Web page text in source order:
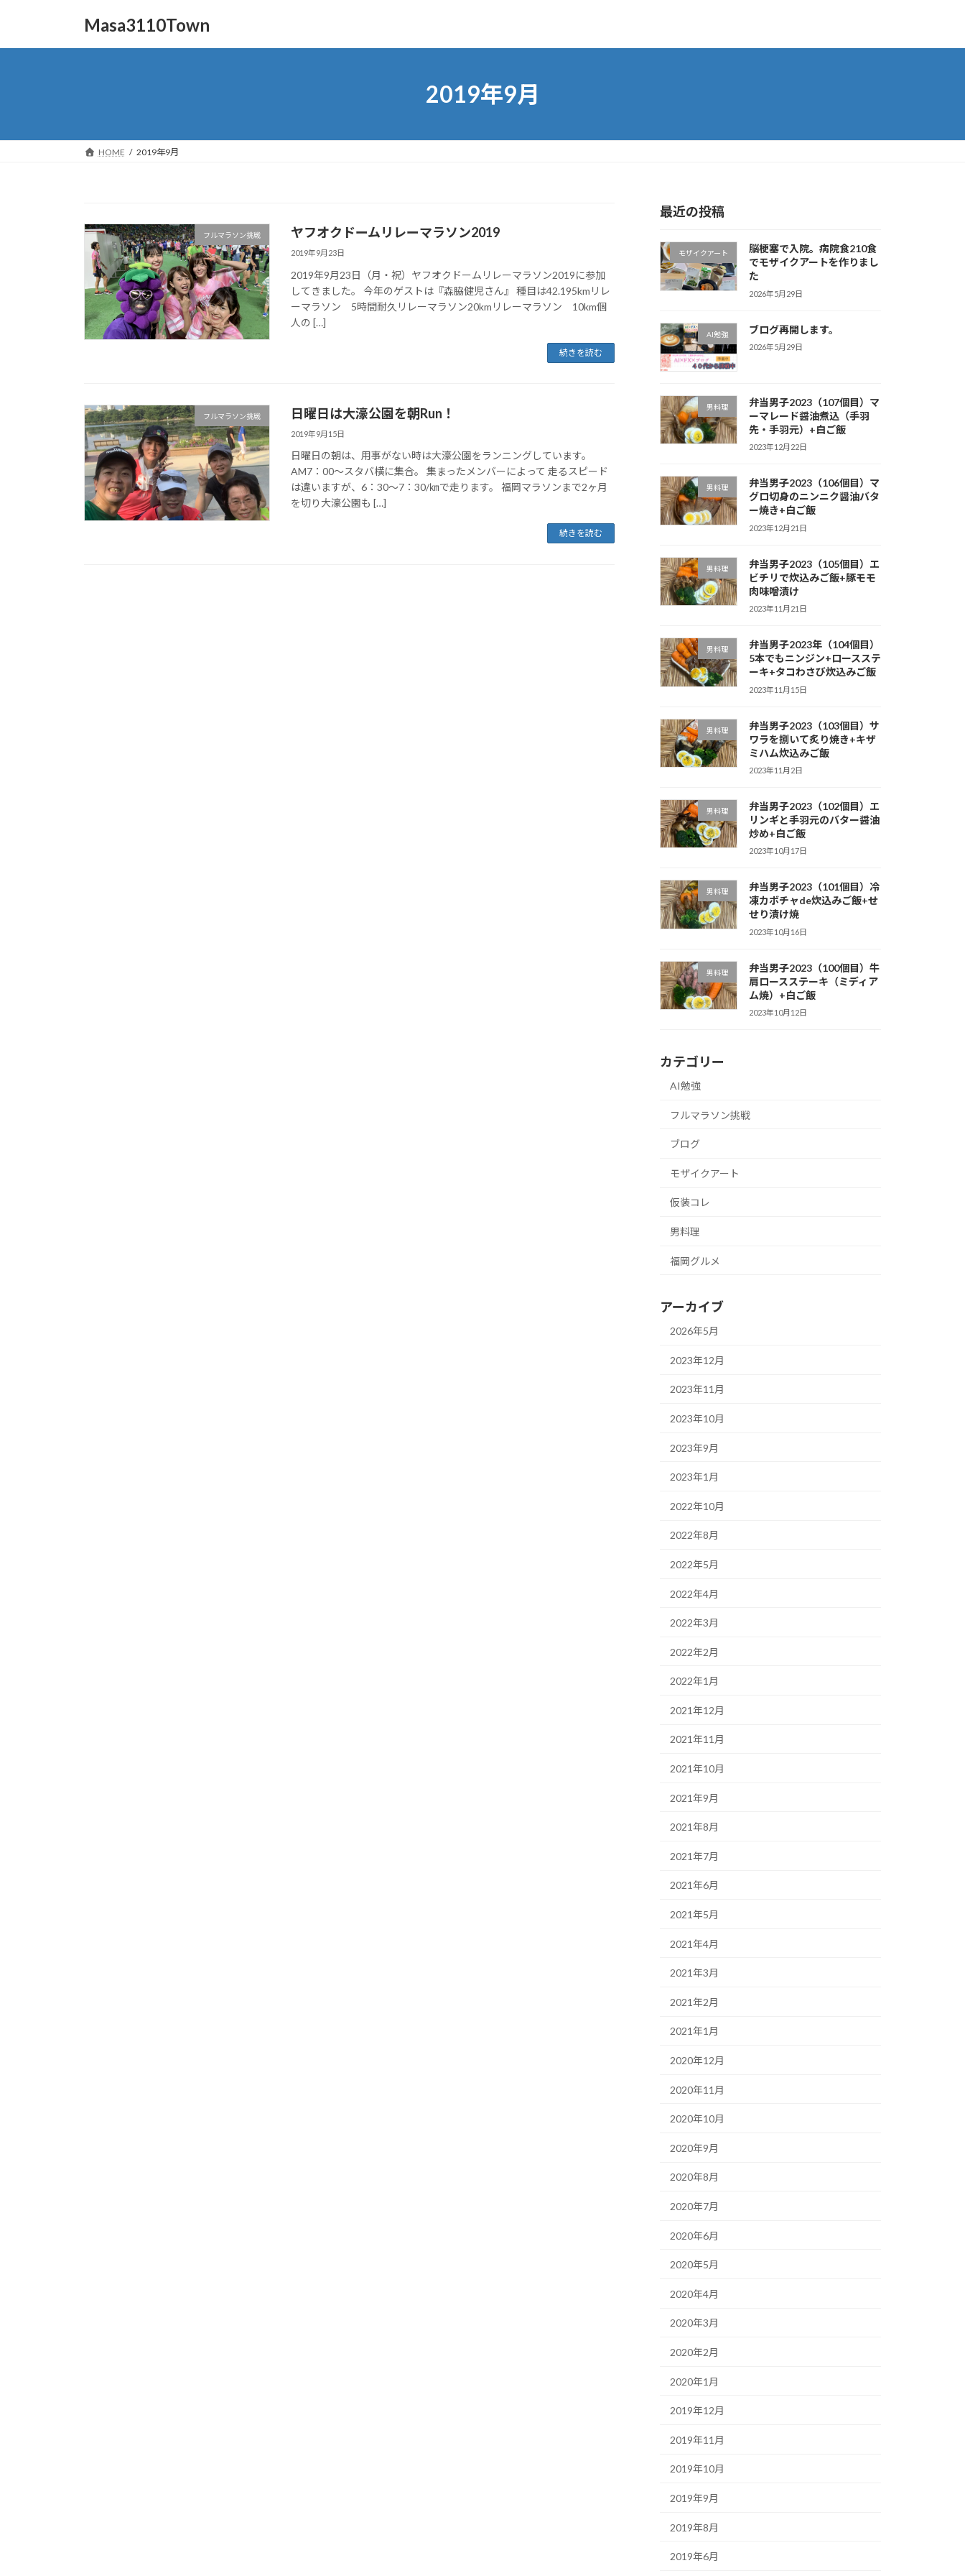
Masa3110Town
2019年9月
HOME 2019年9月
フルマラソン挑戦 ヤフオクドームリレーマラソン2019
2019年9月23日
2019年9月23日（月・祝）ヤフオクドームリレーマラソン2019に参加
してきました。 今年のゲストは『森脇健児さん』 種目は42.195kmリレ
ーマラソン 5時間耐久リレーマラソン20kmリレーマラソン 10km個
人の […]
続きを読む
フルマラソン挑戦 日曜日は大濠公園を朝Run！
2019年9月15日
日曜日の朝は、用事がない時は大濠公園をランニングしています。
AM7：00～スタバ横に集合。 集まったメンバーによって 走るスピード
は違いますが、6：30～7：30/㎞で走ります。 福岡マラソンまで2ヶ月
を切り大濠公園も […]
続きを読む
最近の投稿
モザイクアート
脳梗塞で入院。病院食210食
でモザイクアートを作りまし
た
2026年5月29日
AI勉強 ブログ再開します。
2026年5月29日
男料理
弁当男子2023（107個目）マ
ーマレード醤油煮込（手羽
先・手羽元）+白ご飯
2023年12月22日
男料理
弁当男子2023（106個目）マ
グロ切身のニンニク醤油バタ
ー焼き+白ご飯
2023年12月21日
男料理
弁当男子2023（105個目）エ
ビチリで炊込みご飯+豚モモ
肉味噌漬け
2023年11月21日
男料理
弁当男子2023年（104個目）
5本でもニンジン+ロースステ
ーキ+タコわさび炊込みご飯
2023年11月15日
男料理
弁当男子2023（103個目）サ
ワラを捌いて炙り焼き+キザ
ミハム炊込みご飯
2023年11月2日
男料理
弁当男子2023（102個目）エ
リンギと手羽元のバター醤油
炒め+白ご飯
2023年10月17日
男料理
弁当男子2023（101個目）冷
凍カボチャde炊込みご飯+せ
せり漬け焼
2023年10月16日
男料理
弁当男子2023（100個目）牛
肩ロースステーキ（ミディア
ム焼）+白ご飯
2023年10月12日
カテゴリー
AI勉強
フルマラソン挑戦
ブログ
モザイクアート
仮装コレ
男料理
福岡グルメ
アーカイブ
2026年5月
2023年12月
2023年11月
2023年10月
2023年9月
2023年1月
2022年10月
2022年8月
2022年5月
2022年4月
2022年3月
2022年2月
2022年1月
2021年12月
2021年11月
2021年10月
2021年9月
2021年8月
2021年7月
2021年6月
2021年5月
2021年4月
2021年3月
2021年2月
2021年1月
2020年12月
2020年11月
2020年10月
2020年9月
2020年8月
2020年7月
2020年6月
2020年5月
2020年4月
2020年3月
2020年2月
2020年1月
2019年12月
2019年11月
2019年10月
2019年9月
2019年8月
2019年6月